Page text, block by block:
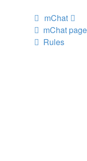
mChat
mChat page
Rules